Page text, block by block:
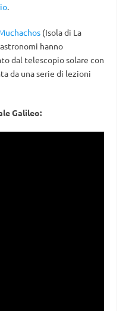
.
(Isola di La
hanno
dal telescopio solare con
da una serie di lezioni
Galileo: